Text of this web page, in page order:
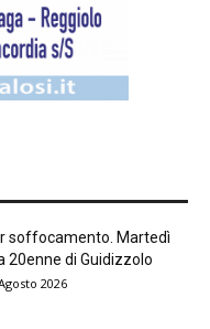
soffocamento. Martedì
20enne di Guidizzolo
2026